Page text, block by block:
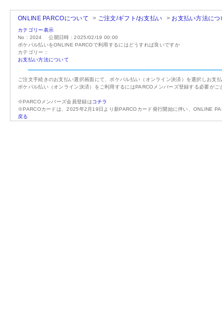
ONLINE PARCOについて > ご注文/ギフト/お支払い > お支払い方法につ
カテゴリー表示
No : 2024
公開日時 : 2025/02/19 00:00
ポケパル払いをONLINE PARCOで利用するにはどうすれば良いですか
カテゴリー：
お支払い方法について
ご注文手続きのお支払い選択画面にて、ポケパル払い（オンライン決済）を選択しお支
ポケパル払い（オンライン決済）をご利用するにはPARCOメンバーズ登録する必要がご
※PARCOメンバーズ会員登録はコチラ
※PARCOカードは、2025年2月19日より新PARCOカード発行開始に伴い、ONLINE
戻る